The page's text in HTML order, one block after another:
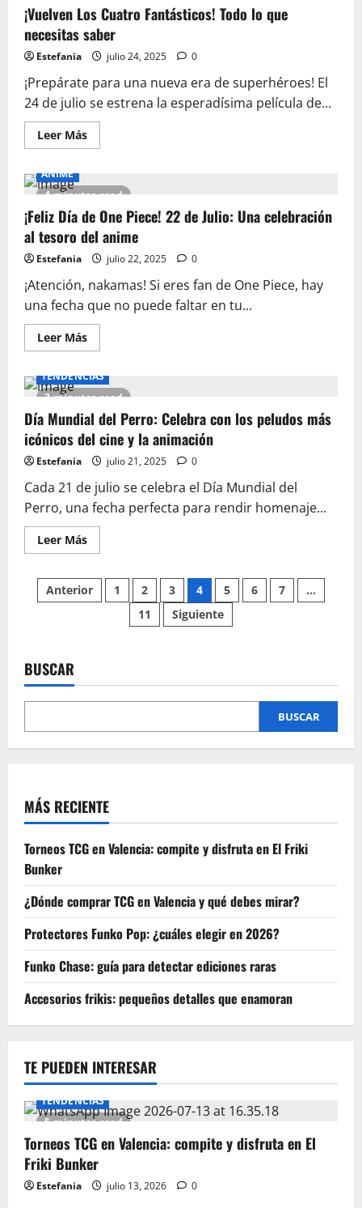
fan
de
Up
necesita
¡Vuelven Los Cuatro Fantásticos! Todo lo que
necesitas saber
Estefania julio 24, 2025 0
¡Prepárate para una nueva era de superhéroes! El
24 de julio se estrena la esperadísima película de...
Leer MásLeer
más
Los
Fantásticos!
Todo
lo
que
necesitas
saber
4 minutes read
ANIME
¡Feliz Día de One Piece! 22 de Julio: Una celebración
al tesoro del anime
Estefania julio 22, 2025 0
¡Atención, nakamas! Si eres fan de One Piece, hay
una fecha que no puede faltar en tu...
Leer MásLeer
más
¡Feliz
Día
One
Piece!
22
de
Julio:
Una
celebración
al
tesoro
del
anime
3 minutes read
TENDENCIAS
Día Mundial del Perro: Celebra con los peludos más
icónicos del cine y la animación
Estefania julio 21, 2025 0
Cada 21 de julio se celebra el Día Mundial del
Perro, una fecha perfecta para rendir homenaje...
Leer MásLeer
más
Día
Mundial
del
icónicos
del
la
Paginación
entradas
Anterior 1 2 3 4 5 6 7
…
11
Siguiente
BUSCAR
BUSCAR
MÁS RECIENTE
Torneos TCG en Valencia: compite y disfruta en El Friki
Bunker
¿Dónde comprar TCG en Valencia y qué debes mirar?
Protectores Funko Pop: ¿cuáles elegir en 2026?
Funko Chase: guía para detectar ediciones raras
Accesorios frikis: pequeños detalles que enamoran
TE PUEDEN INTERESAR
5 minutes read
TENDENCIAS
Torneos TCG en Valencia: compite y disfruta en El
Friki Bunker
Estefania julio 13, 2026 0